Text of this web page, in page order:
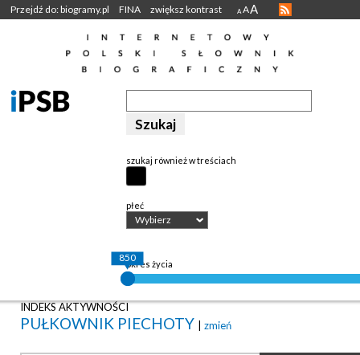
Przejdź do: biogramy.pl FINA zwiększ kontrast A AA
szukaj również w treściach
płeć
Wybierz
okres życia
850
INDEKS AKTYWNOŚCI
PUŁKOWNIK PIECHOTY | zmień